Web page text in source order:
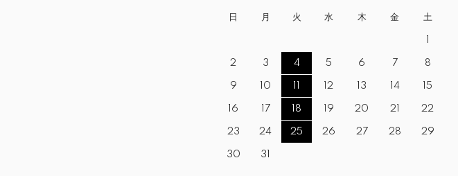
日 月 火 水 木 金 土
2 3 4 5 6 7 8
9 10 12 13 14 15
16 17 18 19 20 21 22
23 24 25 26 27 28 29
30 31